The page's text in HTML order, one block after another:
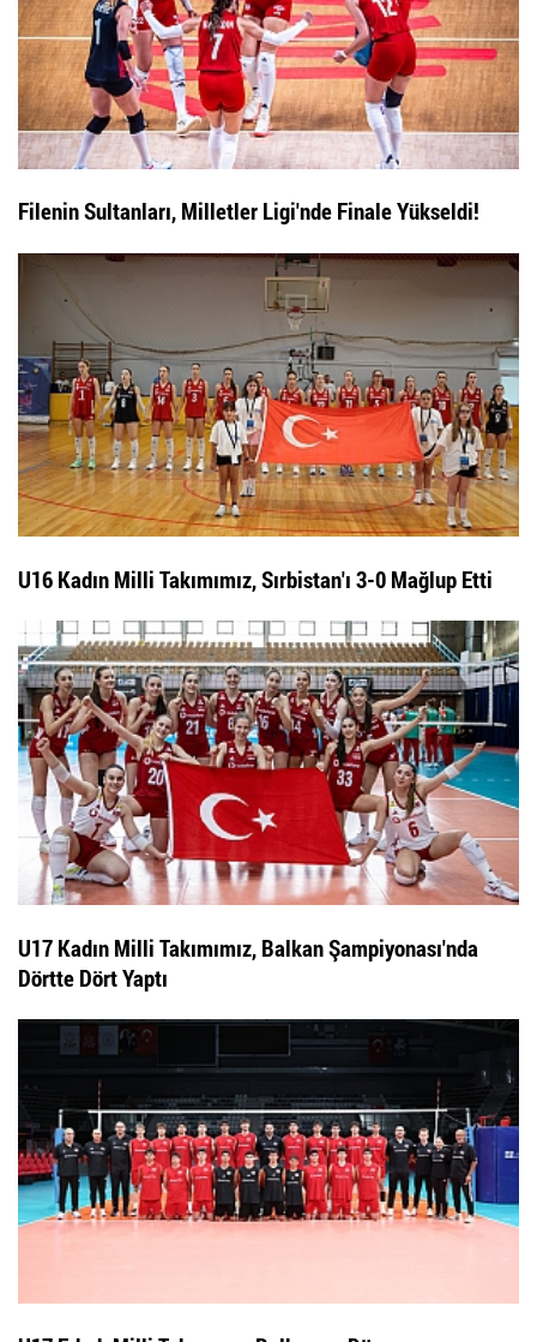
Filenin Sultanları, Milletler Ligi'nde Finale Yükseldi!
U16 Kadın Milli Takımımız, Sırbistan'ı 3-0 Mağlup Etti
U17 Kadın Milli Takımımız, Balkan Şampiyonası'nda
Dörtte Dört Yaptı